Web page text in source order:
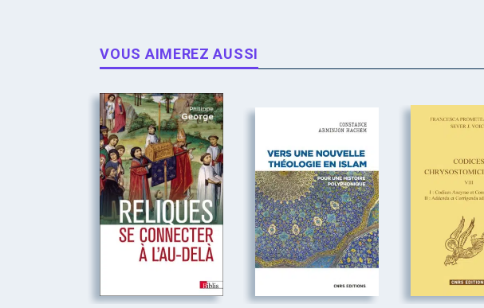
VOUS AIMEREZ AUSSI